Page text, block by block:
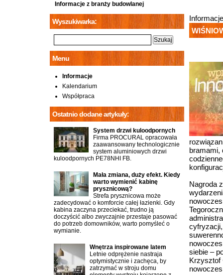
Informacje z branży budowlanej
bramami,
Nagroda
siebie –
Krzysztof
Wyszukiwarka:
Menu
Informacje
Kalendarium
Współpraca
Ostatnio dodane artykuły:
System drzwi kuloodpornych
Firma PROCURAL opracowała
zaawansowany technologicznie
system aluminiowych drzwi
kuloodpornych PE78NHI FB.
Mała zmiana, duży efekt. Kiedy
warto wymienić kabinę
prysznicową?
Strefa prysznicowa może
zadecydować o komforcie całej łazienki. Gdy
kabina zaczyna przeciekać, trudno ją
doczyścić albo zwyczajnie przestaje pasować
do potrzeb domowników, warto pomyśleć o
wymianie.
Wnętrza inspirowane latem
Letnie odprężenie nastraja
optymistycznie i zachęca, by
zatrzymać w stroju domu